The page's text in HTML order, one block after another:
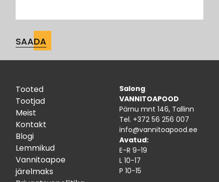
Tooted
Tootjad
Meist
Kontakt
Blogi
Lemmikud
Vannitoapoe
järelmaks
Salong
VANNITOAPOOD
Pärnu mnt 146, Tallinn
Tel. +372 56 256 007
info@vannitoapood.ee
Avatud:
E-R 9-19
L 10-17
P 10-15